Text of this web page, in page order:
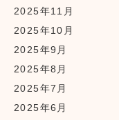
2025年11月
2025年10月
2025年9月
2025年8月
2025年7月
2025年6月